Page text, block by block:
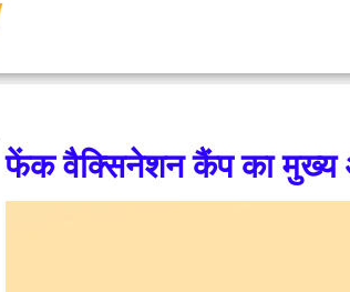
फेंक वैक्सिनेशन कैंप का मुख्य